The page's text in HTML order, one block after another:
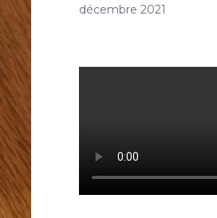
décembre 2021